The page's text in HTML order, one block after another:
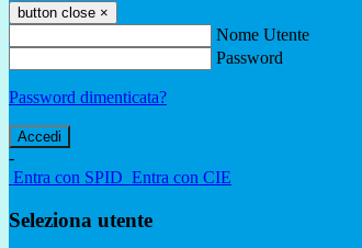
button close ×
Nome Utente
Password
Password dimenticata?
-
Entra con SPID Entra con CIE
Seleziona utente